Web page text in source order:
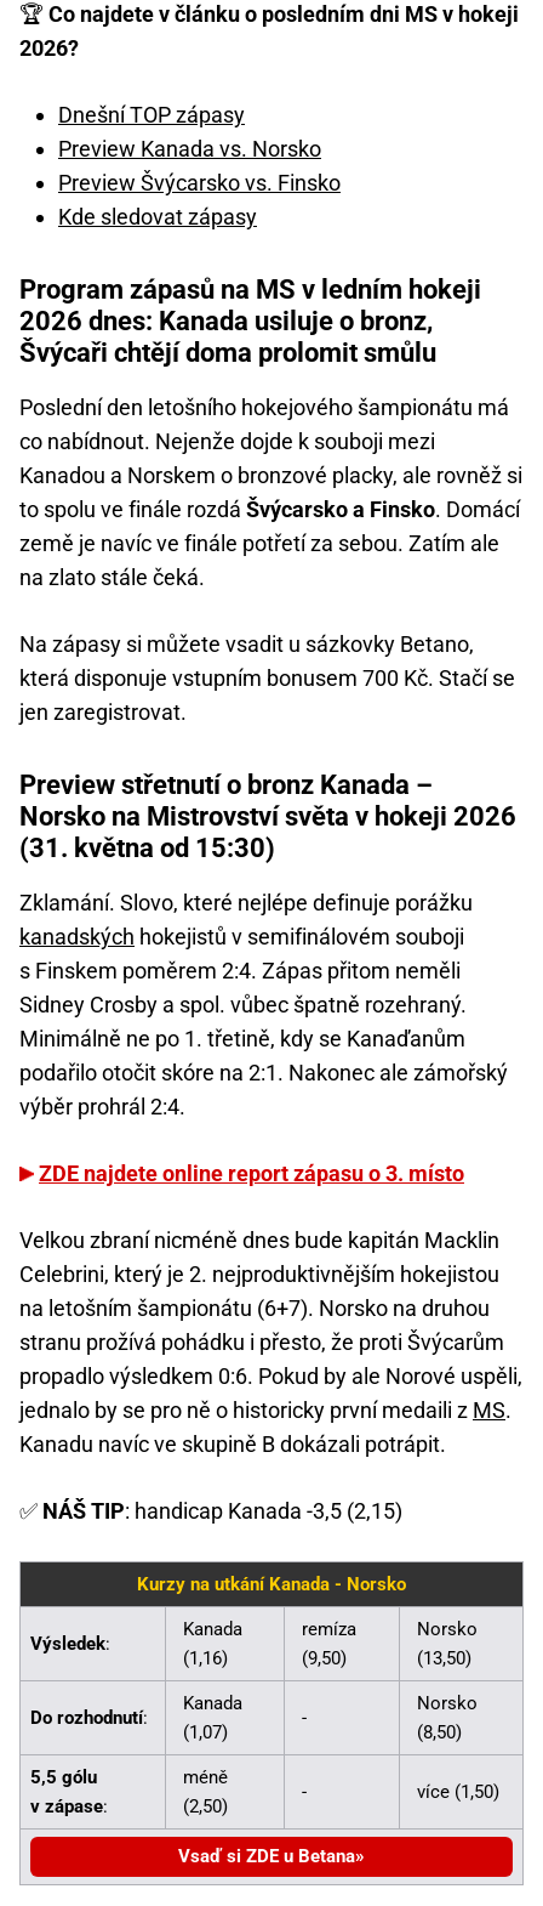
🏆 Co najdete v článku o posledním dni MS v hokeji
2026?
Dnešní TOP zápasy
Preview Kanada vs. Norsko
Preview Švýcarsko vs. Finsko
Kde sledovat zápasy
Program zápasů na MS v ledním hokeji
2026 dnes: Kanada usiluje o bronz,
Švýcaři chtějí doma prolomit smůlu
Poslední den letošního hokejového šampionátu má
co nabídnout. Nejenže dojde k souboji mezi
Kanadou a Norskem o bronzové placky, ale rovněž si
to spolu ve finále rozdá Švýcarsko a Finsko. Domácí
země je navíc ve finále potřetí za sebou. Zatím ale
na zlato stále čeká.
Na zápasy si můžete vsadit u sázkovky Betano,
která disponuje vstupním bonusem 700 Kč. Stačí se
jen zaregistrovat.
Preview střetnutí o bronz Kanada –
Norsko na Mistrovství světa v hokeji 2026
(31. května od 15:30)
Zklamání. Slovo, které nejlépe definuje porážku
kanadských hokejistů v semifinálovém souboji
s Finskem poměrem 2:4. Zápas přitom neměli
Sidney Crosby a spol. vůbec špatně rozehraný.
Minimálně ne po 1. třetině, kdy se Kanaďanům
podařilo otočit skóre na 2:1. Nakonec ale zámořský
výběr prohrál 2:4.
ZDE najdete online report zápasu o 3. místo
Velkou zbraní nicméně dnes bude kapitán Macklin
Celebrini, který je 2. nejproduktivnějším hokejistou
na letošním šampionátu (6+7). Norsko na druhou
stranu prožívá pohádku i přesto, že proti Švýcarům
propadlo výsledkem 0:6. Pokud by ale Norové uspěli,
jednalo by se pro ně o historicky první medaili z MS.
Kanadu navíc ve skupině B dokázali potrápit.
✅ NÁŠ TIP: handicap Kanada -3,5 (2,15)
Kurzy na utkání Kanada - Norsko
Výsledek:
Kanada
(1,16)
remíza
(9,50)
Norsko
(13,50)
Do rozhodnutí:
Kanada
(1,07)
-
Norsko
(8,50)
5,5 gólu
v zápase:
méně
(2,50)
- více (1,50)
Vsaď si ZDE u Betana